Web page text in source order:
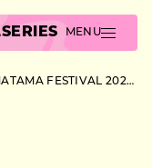
SERIES MENU
2026』開催決定、4年目のポップカルチャーの文化祭